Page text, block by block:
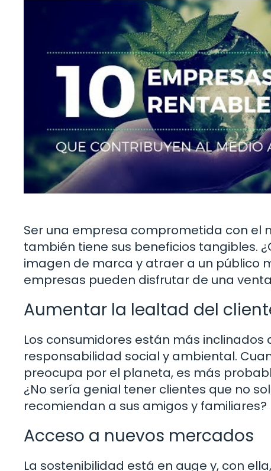
Ser una empresa comprometida con el
también tiene sus beneficios tangibles.
imagen de marca y atraer a un público
empresas pueden disfrutar de una
Aumentar la lealtad del
Los consumidores están más
responsabilidad social y ambiental.
preocupa por el planeta, es más
¿No sería genial tener clientes que no
recomiendan a sus amigos y familiares?
Acceso a nuevos mercados
La sostenibilidad está en auge y, con